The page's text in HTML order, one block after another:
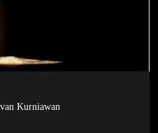
Kurniawan